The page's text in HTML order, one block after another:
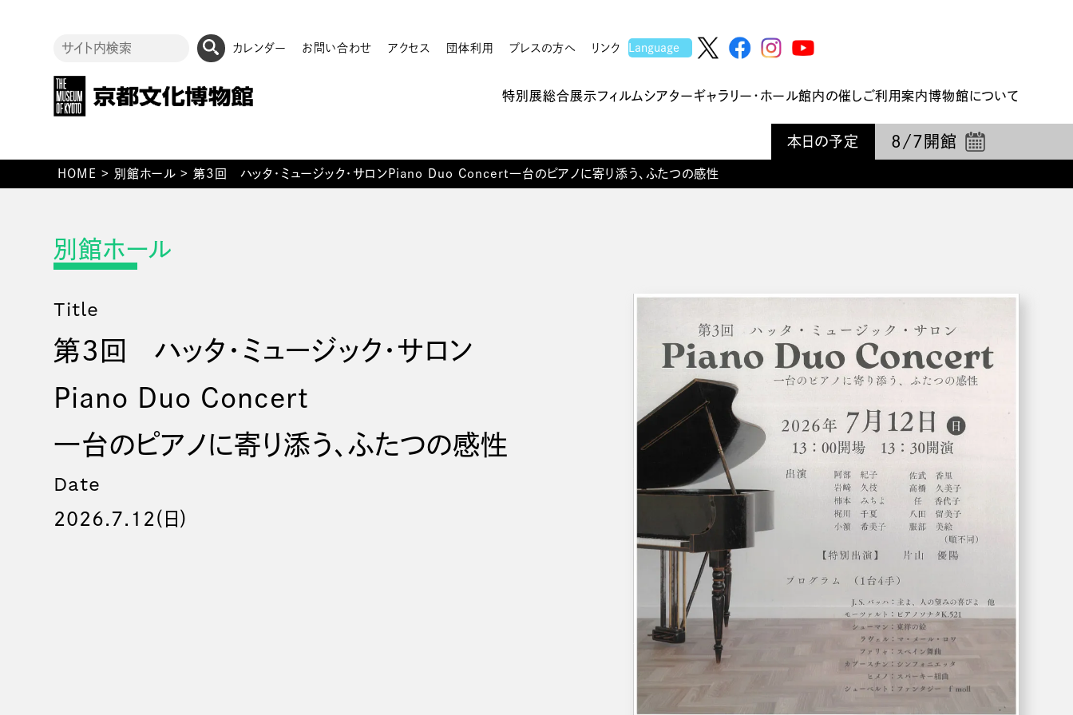
カレンダー お問い合わせ アクセス 団体利用 プレスの方へ リンク
特別展総合展示フィルムシアターギャラリー・ホール館内の催しご利用案内博物館について
本日の予定 8/7 開館
HOME > 別館ホール> 第3回 ハッタ・ミュージック・サロンPiano Duo Concert一台のピアノに寄り添う、ふたつの感性
Title
第3回 ハッタ・ミュージック・サロン
Piano Duo Concert
一台のピアノに寄り添う、ふたつの感性
Date
2026.7.12(日)